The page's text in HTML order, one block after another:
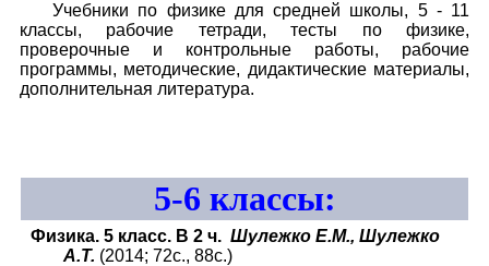
Учебники по физике для средней школы, 5 - 11
классы, рабочие тетради, тесты по физике,
проверочные и контрольные работы, рабочие
программы, методические, дидактические материалы,
дополнительная литература.
5-6 классы:
Физика. 5 класс. В 2 ч. Шулежко Е.М., Шулежко
А.Т. (2014; 72с., 88с.)